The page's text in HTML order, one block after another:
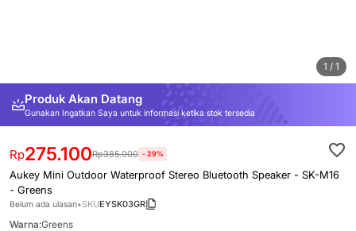
1 / 1
Produk Akan Datang
Gunakan Ingatkan Saya untuk informasi ketika stok tersedia
Aukey Mini Outdoor Waterproof Stereo Bluetooth Speaker - SK-M16
- Greens
Belum ada ulasan•SKUEYSK03GR
Rp275.100Rp385.000 -29%
Warna:Greens